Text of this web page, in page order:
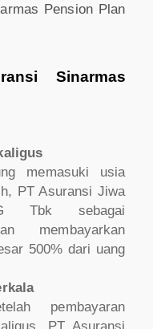
Pension Plan
Sinarmas
memasuki usia
PT Asuransi Jiwa
Tbk sebagai
membayarkan
500% dari uang
pembayaran